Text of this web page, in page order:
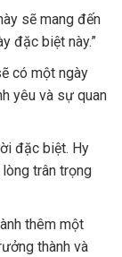
sẽ mang đến
đặc biệt này.”
có một ngày
yêu và sự quan
đặc biệt. Hy
trân trọng
thêm một
thành và